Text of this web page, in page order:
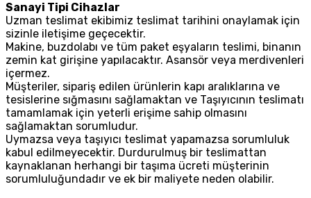
Sanayi Tipi Cihazlar
Uzman teslimat ekibimiz teslimat tarihini onaylamak için
sizinle iletişime geçecektir.
Makine, buzdolabı ve tüm paket eşyaların teslimi, binanın
zemin kat girişine yapılacaktır. Asansör veya merdivenleri
içermez.
Müşteriler, sipariş edilen ürünlerin kapı aralıklarına ve
tesislerine sığmasını sağlamaktan ve Taşıyıcının teslimatı
tamamlamak için yeterli erişime sahip olmasını
sağlamaktan sorumludur.
Uymazsa veya taşıyıcı teslimat yapamazsa sorumluluk
kabul edilmeyecektir. Durdurulmuş bir teslimattan
kaynaklanan herhangi bir taşıma ücreti müşterinin
sorumluluğundadır ve ek bir maliyete neden olabilir.